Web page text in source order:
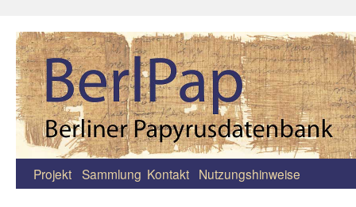
Zum
Projekt Sammlung Kontakt Nutzungshinweise